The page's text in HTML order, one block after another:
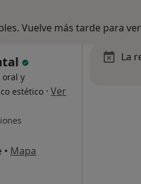
Vuelve más tarde para
oral y
estético · Ver
• Mapa
La